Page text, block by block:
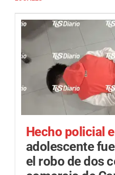
Hecho policial
adolescente
el robo de dos